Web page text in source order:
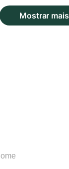
Mostrar mais